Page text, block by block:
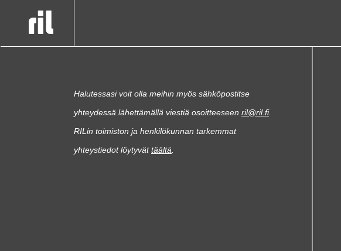
Halutessasi voit olla meihin myös sähköpostitse
yhteydessä lähettämällä viestiä osoitteeseen ril@ril.fi.
RILin toimiston ja henkilökunnan tarkemmat
yhteystiedot löytyvättäältä